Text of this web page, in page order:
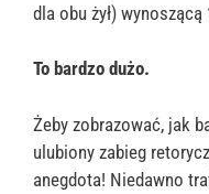
dla obu żył) wynoszącą
To bardzo dużo.
Żeby zobrazować, jak
ulubiony zabieg
anegdota! Niedawno